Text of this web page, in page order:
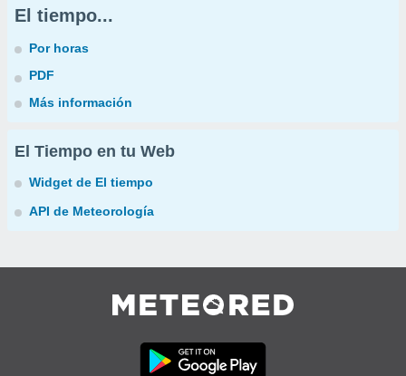
El tiempo...
Por horas
PDF
Más información
El Tiempo en tu Web
Widget de El tiempo
API de Meteorología